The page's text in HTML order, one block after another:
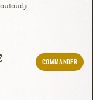
COMMANDER